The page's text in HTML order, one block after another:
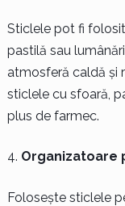
Sticlele pot fi
pastilă sau
atmosferă caldă și
sticlele cu sfoară,
plus de farmec.
Organizatoare
Folosește sticlele